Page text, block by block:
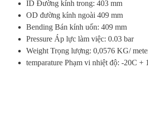
ID Đường kính trong: 403 mm
OD đường kính ngoài 409 mm
Bending Bán kính uốn: 409 mm
Pressure Áp lực làm việc: 0.03 bar
Weight Trọng lượng: 0,0576 KG/
temparature Phạm vi nhiệt độ: -20C +